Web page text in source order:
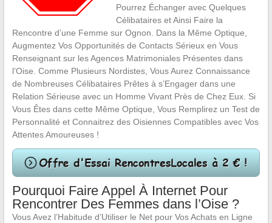
Pourrez Échanger avec Quelques
Célibataires et Ainsi Faire la
Rencontre d’une Femme sur Ognon. Dans la Même Optique,
Augmentez Vos Opportunités de Contacts Sérieux en Vous
Renseignant sur les Agences Matrimoniales Présentes dans
l’Oise. Comme Plusieurs Nordistes, Vous Aurez Connaissance
de Nombreuses Célibataires Prêtes à s’Engager dans une
Relation Sérieuse avec un Homme Vivant Près de Chez Eux. Si
Vous Êtes dans cette Même Optique, Vous Remplirez un Test de
Personnalité et Connaitrez des Oisiennes Compatibles avec Vos
Attentes Amoureuses !
Pourquoi Faire Appel À Internet Pour
Rencontrer Des Femmes dans l’Oise ?
Vous Avez l’Habitude d’Utiliser le Net pour Vos Achats en Ligne